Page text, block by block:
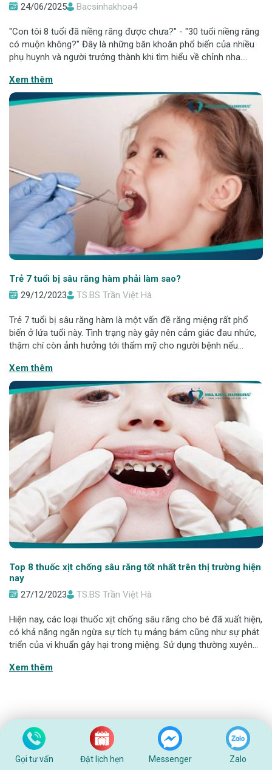
24/06/2025
Bacsinhakhoa4
"Con tôi 8 tuổi đã niềng răng được chưa?" - "30 tuổi niềng răng
có muộn không?" Đây là những băn khoăn phổ biến của nhiều
phụ huynh và người trưởng thành khi tìm hiểu về chỉnh nha.
hiệu quả tối ưu.
Xem thêm
Trẻ 7 tuổi bị sâu răng hàm phải làm sao?
29/12/2023
TS.BS Trần Việt Hà
Trẻ 7 tuổi bị sâu răng hàm là một vấn đề răng miệng rất phổ
biến ở lứa tuổi này. Tình trạng này gây nên cảm giác đau nhức,
thậm chí còn ảnh hưởng tới thẩm mỹ cho người bệnh nếu
trẻ 7 tuổi bị sâu răn
Xem thêm
Top 8 thuốc xịt chống sâu răng tốt nhất trên thị trường hiện
nay
27/12/2023
TS.BS Trần Việt Hà
Hiện nay, các loại thuốc xịt chống sâu răng cho bé đã xuất hiện,
có khả năng ngăn ngừa sự tích tụ mảng bám cũng như sự phát
triển của vi khuẩn gây hại trong miệng. Sử dụng thường xuyên
răng miệng ở trẻ. H
Xem thêm
Gọi tư vấn Đặt lịch hẹn Messenger Zalo